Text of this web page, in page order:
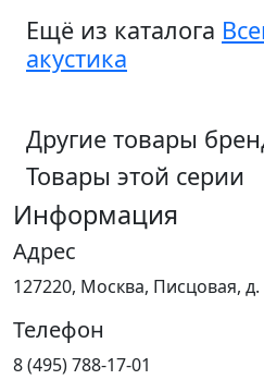
Ещё из каталога
акустика
Другие товары
Товары этой серии
Информация
Адрес
127220, Москва, Писцовая, д.
Телефон
8 (495) 788-17-01